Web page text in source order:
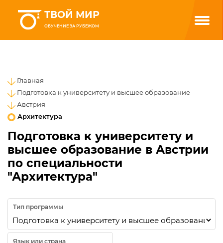
ТВОЙ МИР
ОБУЧЕНИЕ ЗА РУБЕЖОМ
Главная
Подготовка к университету и высшее образование
Австрия
Архитектура
Подготовка к университету и
высшее образование в Австрии
по специальности
"Архитектура"
Тип программы
Язык или страна